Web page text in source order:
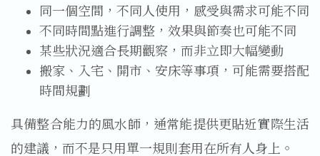
同一個空間，不同人使用，感受與需求可能不同
不同時間點進行調整，效果與節奏也可能不同
某些狀況適合長期觀察，而非立即大幅變動
搬家、入宅、開市、安床等事項，可能需要搭配
時間規劃
具備整合能力的風水師，通常能提供更貼近實際生活
的建議，而不是只用單一規則套用在所有人身上。